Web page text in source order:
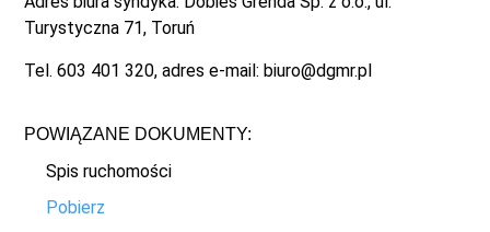
Turystyczna 71, Toruń
Tel. 603 401 320, adres e-mail: biuro@dgmr.pl
POWIĄZANE DOKUMENTY:
Spis ruchomości
Pobierz